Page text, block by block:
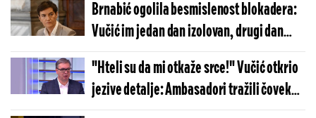
Brnabić ogolila besmislenost blokadera:
Vučić im jedan dan izolovan, drugi dan
potrčko svetskih sila!
"Hteli su da mi otkaže srce!" Vučić otkrio
jezive detalje: Ambasadori tražili čoveka
iz SNS ako ja umrem (VIDEO)